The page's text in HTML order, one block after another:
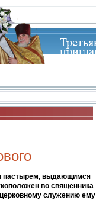
пастырем, выдающимся
во священника
служению ему